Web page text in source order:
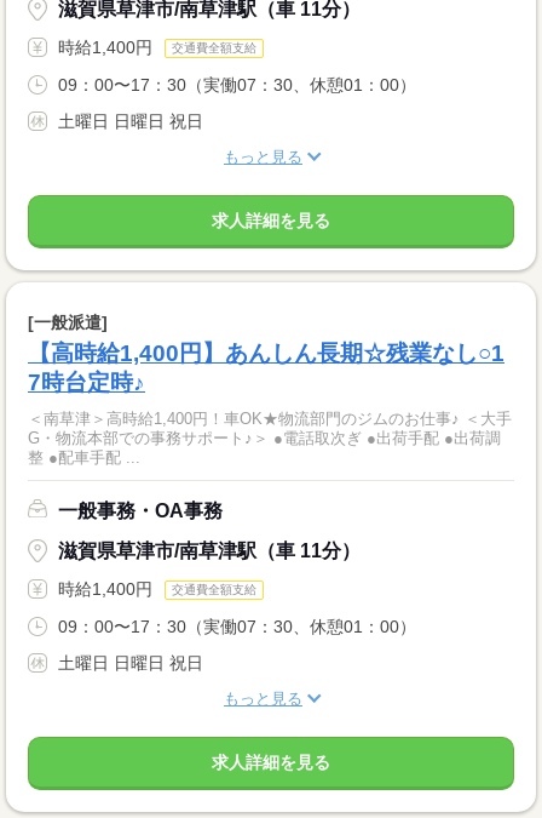
滋賀県草津市/南草津駅（車 11分）
時給1,400円 交通費全額支給
09：00〜17：30（実働07：30、休憩01：00）
土曜日 日曜日 祝日
もっと見る
求人詳細を見る
[一般派遣]
【高時給1,400円】あんしん長期☆残業なし○1
7時台定時♪
＜南草津＞高時給1,400円！車OK★物流部門のジムのお仕事♪ ＜大手
G・物流本部での事務サポート♪＞ ●電話取次ぎ ●出荷手配 ●出荷調
整 ●配車手配 ...
一般事務・OA事務
滋賀県草津市/南草津駅（車 11分）
時給1,400円 交通費全額支給
09：00〜17：30（実働07：30、休憩01：00）
土曜日 日曜日 祝日
もっと見る
求人詳細を見る